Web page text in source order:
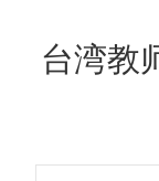
台湾教